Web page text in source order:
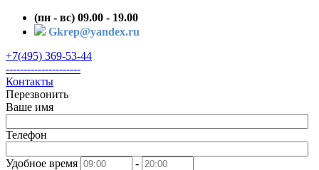
(пн - вс) 09.00 - 19.00
Gkrep@yandex.ru
+7(495) 369-53-44
---------------------
Контакты
Перезвонить
Ваше имя
Телефон
Удобное время -